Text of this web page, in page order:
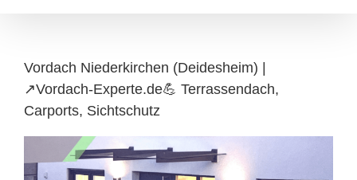
Vordach Niederkirchen (Deidesheim) |
↗️Vordach-Experte.de💪 Terrassendach,
Carports, Sichtschutz